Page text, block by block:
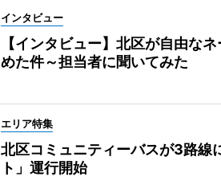
インタビュー
【インタビュー】北区が自由な
めた件～担当者に聞いてみた
エリア特集
北区コミュニティーバスが3路
ト」運行開始